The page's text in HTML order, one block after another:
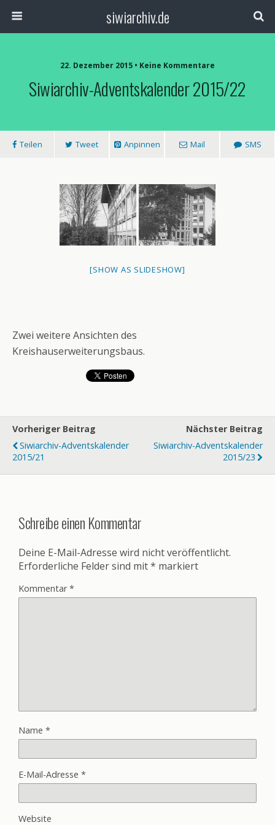
siwiarchiv.de
22. Dezember 2015 • Keine Kommentare
Siwiarchiv-Adventskalender 2015/22
Teilen Tweet Anpinnen Mail SMS
[SHOW AS SLIDESHOW]
Zwei weitere Ansichten des
Kreishauserweiterungsbaus.
Vorheriger Beitrag
Siwiarchiv-Adventskalender
2015/21
Nächster Beitrag
Siwiarchiv-Adventskalender
2015/23
Schreibe einen Kommentar
Deine E-Mail-Adresse wird nicht veröffentlicht.
Erforderliche Felder sind mit* markiert
Kommentar*
Name *
E-Mail-Adresse *
Website